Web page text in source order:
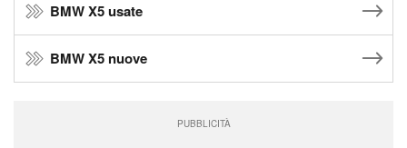
BMW X5 usate
BMW X5 nuove
PUBBLICITÀ